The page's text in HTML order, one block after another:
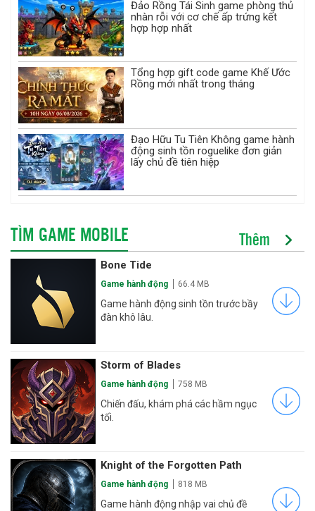
Đảo Rồng Tái Sinh game phòng thủ
nhàn rỗi với cơ chế ấp trứng kết
hợp hợp nhất
Tổng hợp gift code game Khế Ước
Rồng mới nhất trong tháng
Đạo Hữu Tu Tiên Không game hành
động sinh tồn roguelike đơn giản
lấy chủ đề tiên hiệp
TÌM GAME MOBILE Thêm
Bone Tide
Game hành động 66.4 MB
Game hành động sinh tồn trước bầy
đàn khô lâu.
Storm of Blades
Game hành động 758 MB
Chiến đấu, khám phá các hầm ngục
tối.
Knight of the Forgotten Path
Game hành động 818 MB
Game hành động nhập vai chủ đề